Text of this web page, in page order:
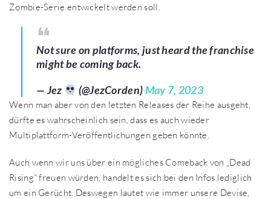
Zombie-Serie entwickelt werden soll.
Not sure on platforms, just heard the franchise
might be coming back.
— Jez
(@JezCorden)May 7, 2023
Wenn man aber von den letzten Releases der Reihe ausgeht,
dürfte es wahrscheinlich sein, dass es auch wieder
Multiplattform-Veröffentlichungen geben könnte.
Auch wenn wir uns über ein mögliches Comeback von „Dead
Rising“ freuen würden, handelt es sich bei den Infos lediglich
um ein Gerücht. Deswegen lautet wie immer unsere Devise,